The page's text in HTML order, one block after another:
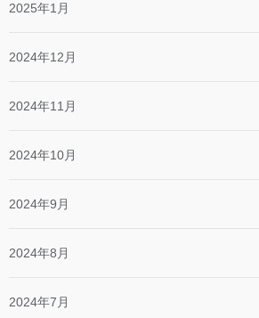
2025年1月
2024年12月
2024年11月
2024年10月
2024年9月
2024年8月
2024年7月